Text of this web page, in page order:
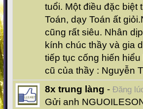
tuổi. Một điều đặc biệt
Toán, dạy Toán ất
cũng rất siêu. Nhân
kính chúc thầy và gia
tiếp tục cống hiến
cũ của thầy : Nguyễn
8x trung làng - Đăng
Gửi anh